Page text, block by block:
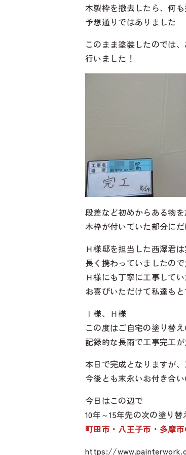
木製枠を撤去したら、何
予想通りではありました
このまま塗装したのでは
行いました！
段差など初めからある物
木枠が付いていた部分に
Ｈ様邸を担当した西澤君
長く携わっていましたの
Ｈ様にも丁寧に工事して
お喜びいただけて私達も
Ｉ様、Ｈ様
この度はご自宅の塗り替
記録的な長雨で工事完工
本日で完成となりますが
今後とも末永いお付き合
今日はこの辺で
10年～15年先の次の塗り
町田市・八王子市・多摩
https://